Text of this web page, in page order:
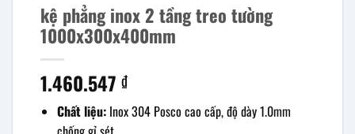
kệ phẳng inox 2 tầng treo tường
1000x300x400mm
1.460.547 ₫
Chất liệu:Inox 304 Posco cao cấp, độ dày 1.0mm